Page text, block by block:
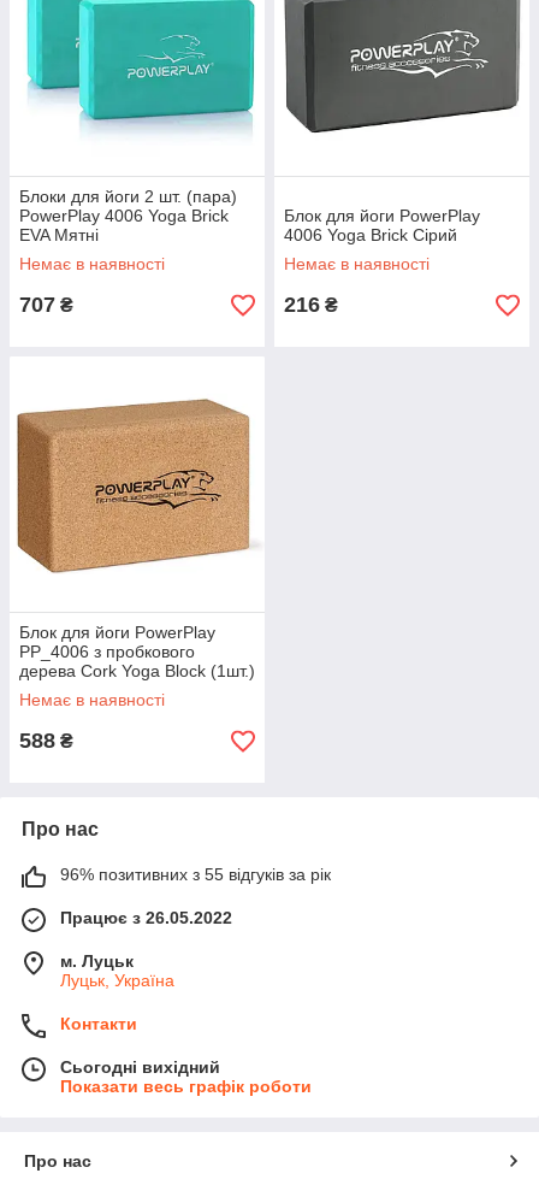
Блоки для йоги 2 шт. (пара)
PowerPlay 4006 Yoga Brick
EVA Мятні
Немає в наявності
707 ₴
Блок для йоги PowerPlay
4006 Yoga Brick Сірий
Немає в наявності
216 ₴
Блок для йоги PowerPlay
PP_4006 з пробкового
дерева Cork Yoga Block (1шт.)
Немає в наявності
588 ₴
Про нас
96% позитивних з 55 відгуків за рік
Працює з 26.05.2022
м. Луцьк
Луцьк, Україна
Контакти
Сьогодні вихідний
Показати весь графік роботи
Про нас